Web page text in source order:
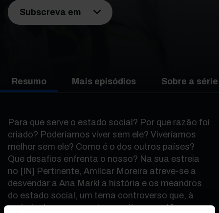
Subscreva em
Resumo Mais episódios Sobre a série
Para que serve o estado social? Por que razão foi
criado? Poderíamos viver sem ele? Viveríamos
melhor sem ele? Como é o dos outros países?
Que desafios enfrenta o nosso? Na sua estreia
no [IN] Pertinente, Amílcar Moreira atreve-se a
desvendar a Ana Markl a história e os meandros
do estado social, um tema controverso que, à
maioria das pessoas, traz muitas questões ou